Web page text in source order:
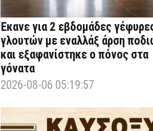
Έκανε για 2 εβδομάδες
γλουτών με εναλλάξ άρση
και εξαφανίστηκε ο πόνος στα
γόνατα
2026-08-06 05:19:57